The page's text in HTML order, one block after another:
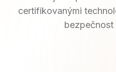
certifikovanými
bezpečnost